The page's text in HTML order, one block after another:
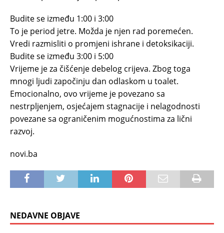
Budite se između 1:00 i 3:00
To je period jetre. Možda je njen rad poremećen.
Vredi razmisliti o promjeni ishrane i detoksikaciji.
Budite se između 3:00 i 5:00
Vrijeme je za čišćenje debelog crijeva. Zbog toga
mnogi ljudi započinju dan odlaskom u toalet.
Emocionalno, ovo vrijeme je povezano sa
nestrpljenjem, osjećajem stagnacije i nelagodnosti
povezane sa ograničenim mogućnostima za lični
razvoj.
novi.ba
NEDAVNE OBJAVE